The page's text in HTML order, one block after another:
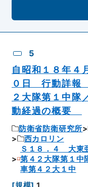
5
自昭和１８年４
０日 行動詳報
２大隊第１中
動経過の概要
防衛省防衛研究所
西カロリン
Ｓ１８．４ 大東
第４２大隊第１
車第４２大１中